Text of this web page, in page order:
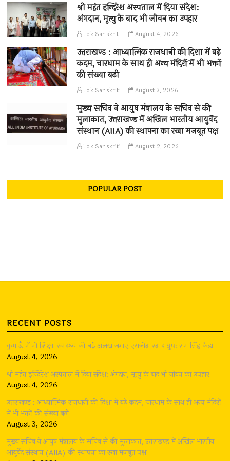
श्री महंत इन्दिरेश अस्पताल में दिया संदेश:
अंगदान, मृत्यु के बाद भी जीवन का उपहार
Lok Sanskriti August 4, 2026
उत्तराखण्ड : आध्यात्मिक राजधानी की दिशा में बढ़े
कदम, चारधाम के साथ ही अन्य मंदिरों में भी भक्तों
की संख्या बढ़ी
Lok Sanskriti August 3, 2026
मुख्य सचिव ने आयुष मंत्रालय के सचिव से की
मुलाकात, उत्तराखण्ड में अखिल भारतीय आयुर्वेद
संस्थान (AIIA) की स्थापना का रखा मजबूत पक्ष
Lok Sanskriti August 2, 2026
POPULAR POST
RECENT POSTS
कुमाऊँ में भी शिक्षा-स्वास्थ्य की नई अलख जगाए एसजीआरआर ग्रुप: राम सिंह कैड़ा
August 4, 2026
श्री महंत इन्दिरेश अस्पताल में दिया संदेश: अंगदान, मृत्यु के बाद भी जीवन का उपहार
August 4, 2026
उत्तराखण्ड : आध्यात्मिक राजधानी की दिशा में बढ़े कदम, चारधाम के साथ ही अन्य मंदिरों
में भी भक्तों की संख्या बढ़ी
August 3, 2026
मुख्य सचिव ने आयुष मंत्रालय के सचिव से की मुलाकात, उत्तराखण्ड में अखिल भारतीय
आयुर्वेद संस्थान (AIIA) की स्थापना का रखा मजबूत पक्ष